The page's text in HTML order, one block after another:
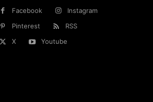
Facebook
Instagram
Pinterest
RSS
X
Youtube